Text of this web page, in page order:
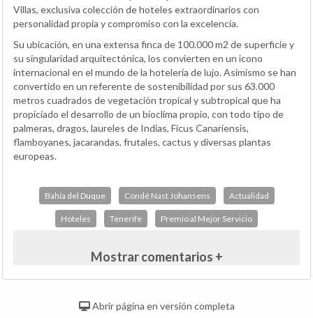
Villas, exclusiva colección de hoteles extraordinarios con
personalidad propia y compromiso con la excelencia.
Su ubicación, en una extensa finca de 100.000 m2 de superficie y
su singularidad arquitectónica, los convierten en un icono
internacional en el mundo de la hotelería de lujo. Asimismo se han
convertido en un referente de sostenibilidad por sus 63.000
metros cuadrados de vegetación tropical y subtropical que ha
propiciado el desarrollo de un bioclima propio, con todo tipo de
palmeras, dragos, laureles de Indias, Ficus Canariensis,
flamboyanes, jacarandas, frutales, cactus y diversas plantas
europeas.
Bahía del Duque Condé Nast Johansens Actualidad
Hoteles Tenerife Premio al Mejor Servicio
Mostrar comentarios +
Abrir página en versión completa